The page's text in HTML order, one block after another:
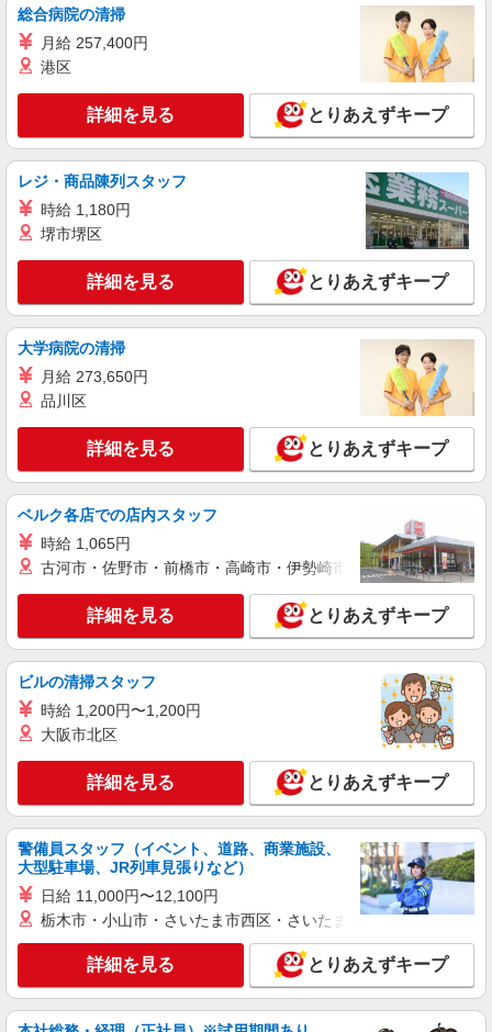
善手当：220円/時 夜勤手当:6,000円/回 ▼下記別途
支給 通勤手当 年末年始手当：380円/時 寸志あ
り：年2回（6月・12月） ※業績による ※処遇改
善手当は試用期間中(3ヶ月)は支給なし
詳細を見る
パート
南開成ケアコミュニティそよ風：RO9492
有料老人ホーム 介護スタッフ
12月） ※業績による ※処遇改善手当は試用期間
中(3ヶ月)は支給なし
福島県郡山市字桑野清水台48-8
キープ 詳細を見る
契約社員
あさかの杜ケアコミュニティそよ風：RO14889
【月給】243,596円〜255,920円 ▼給与詳細 処
遇改善手当：35,920円 夜勤手当：30,000円（5回
分） ※6回目以降は1回6,000円支給 ▼下記別途支
給 通勤手当 年末年始手当：380円/時 寸志あり：
年2回（6月・12月） ※業績による 特別報酬：平
均18.9万円（最高額120万円） ※2025年6月支給実
績 ※処遇改善手当は試用期間中(3ヶ月)は支給なし
福島県郡山市安積町成田字漆山45
契約社員
郡山南ショートステイそよ風：RO14598
ショートステイ 介護スタッフ
【月給】245,920円〜285,920円 ▼給与詳細 処
遇改善手当：35,920円 夜勤手当：30,000円（5回
分） ※6回目以降は1回6,000円支給 ▼下記別途支
給 通勤手当 年末年始手当：380円/時 寸志あり：
年2回（6月・12月） ※業績による 特別報酬：平
均34.1万円（最高額135万円） ※2025年6月支給実
績 ※処遇改善手当は試用期間中(3ヶ月)は支給なし
福島県郡山市図景2丁目11-23
詳細を見る
あさかの杜ケアコミュニティそよ風：RO10686
有料老人ホーム 介護スタッフ
【時給】1,233円〜1,400円 ▼給与詳細 処遇改
善手当：200〜200円/時 ▼下記別途支給 通勤手当
年末年始手当：380円/時 寸志あり：年2回（6月・
12月） ※業績による ※処遇改善手当は試用期間
中(3ヶ月)は支給なし
福島県郡山市安積町成田字漆山45
キープ 詳細を見る
総合病院の清掃
月給 257,400円
港区
詳細を見る とりあえずキープ
レジ・商品陳列スタッフ
時給 1,180円
堺市堺区
詳細を見る とりあえずキープ
大学病院の清掃
月給 273,650円
品川区
詳細を見る とりあえずキープ
ベルク各店での店内スタッフ
時給 1,065円
古河市・佐野市・前橋市・高崎市・伊勢崎市・太田市・館林市
詳細を見る とりあえずキープ
ビルの清掃スタッフ
時給 1,200円〜1,200円
大阪市北区
詳細を見る とりあえずキープ
警備員スタッフ（イベント、道路、商業施設、
大型駐車場、JR列車見張りなど）
日給 11,000円〜12,100円
栃木市・小山市・さいたま市西区・さいたま市岩槻区・久喜市・
詳細を見る とりあえずキープ